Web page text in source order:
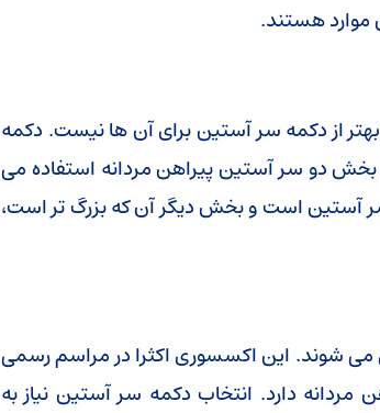
موارد هستند.
از دکمه سر آستین برای آن ها نیست. دکمه
دو سر آستین پیراهن مردانه استفاده می
آستین است و بخش دیگر آن که بزرگ تر است،
شوند. این اکسسوری اکثرا در مراسم رسمی
مردانه دارد. انتخاب دکمه سر آستین نیاز به